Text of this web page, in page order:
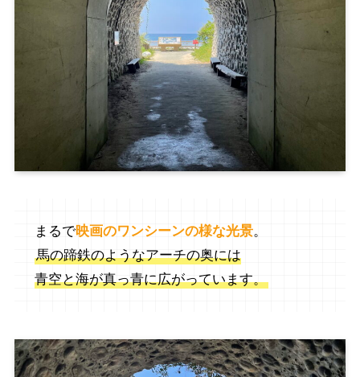
まるで映画のワンシーンの様な光景。
馬の蹄鉄のようなアーチの奥には
青空と海が真っ青に広がっています。